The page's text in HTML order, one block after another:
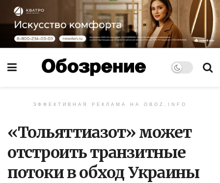
ЭФФЕКТИВНАЯ РЕКЛАМА НА OBOZ.INFO
«Тольяттиазот» может
отстроить транзитные
потоки в обход Украины